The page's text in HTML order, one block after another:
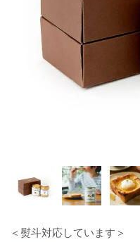
＜熨斗対応しています＞